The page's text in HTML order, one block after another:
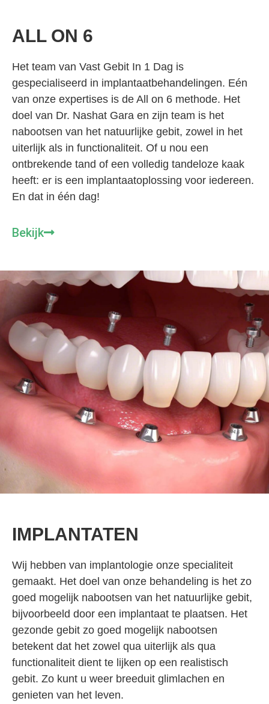
ALL ON 6
Het team van Vast Gebit In 1 Dag is
gespecialiseerd in implantaatbehandelingen. Eén
van onze expertises is de All on 6 methode. Het
doel van Dr. Nashat Gara en zijn team is het
nabootsen van het natuurlijke gebit, zowel in het
uiterlijk als in functionaliteit. Of u nou een
ontbrekende tand of een volledig tandeloze kaak
heeft: er is een implantaatoplossing voor iedereen.
En dat in één dag!
Bekijk
IMPLANTATEN
Wij hebben van implantologie onze specialiteit
gemaakt. Het doel van onze behandeling is het zo
goed mogelijk nabootsen van het natuurlijke gebit,
bijvoorbeeld door een implantaat te plaatsen. Het
gezonde gebit zo goed mogelijk nabootsen
betekent dat het zowel qua uiterlijk als qua
functionaliteit dient te lijken op een realistisch
gebit. Zo kunt u weer breeduit glimlachen en
genieten van het leven.